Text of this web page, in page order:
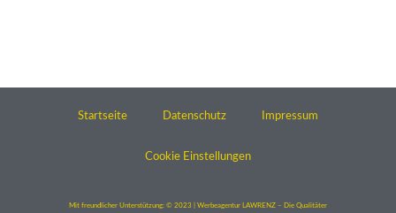
Startseite Datenschutz Impressum
Cookie Einstellungen
Mit freundlicher Unterstützung: © 2023 | Werbeagentur LAWRENZ – Die Qualitäter